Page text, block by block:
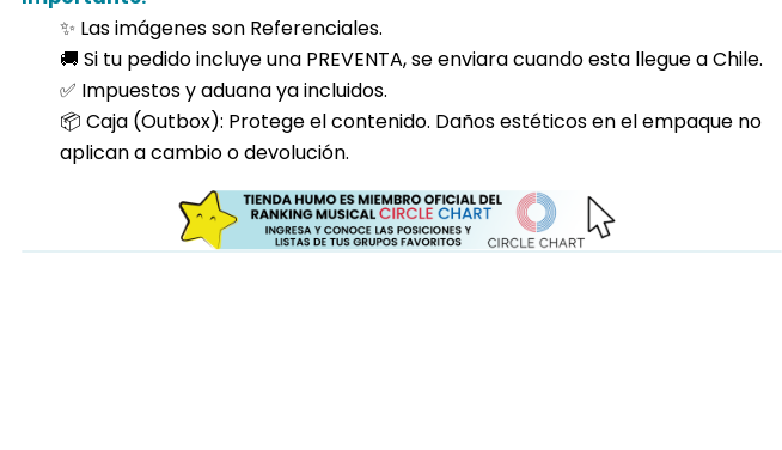
✨ Las imágenes son Referenciales.
🚚 Si tu pedido incluye una PREVENTA, se enviara cuando esta llegue a Chile.
✅ Impuestos y aduana ya incluidos.
📦 Caja (Outbox): Protege el contenido. Daños estéticos en el empaque no
aplican a cambio o devolución.